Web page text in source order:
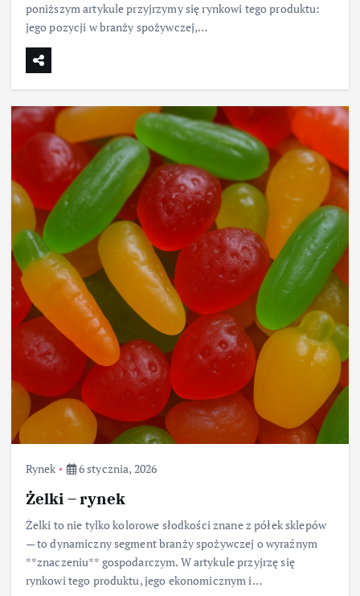
poniższym artykule przyjrzymy się rynkowi tego produktu:
jego pozycji w branży spożywczej,…
Rynek 6 stycznia, 2026
Żelki – rynek
Żelki to nie tylko kolorowe słodkości znane z półek sklepów
— to dynamiczny segment branży spożywczej o wyraźnym
**znaczeniu** gospodarczym. W artykule przyjrzę się
rynkowi tego produktu, jego ekonomicznym i…